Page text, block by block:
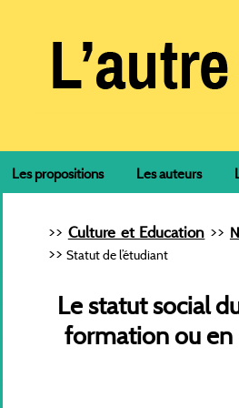
Les propositions Les auteurs
>> Culture et Education >>
>> Statut de l’étudiant
Le statut social
formation ou